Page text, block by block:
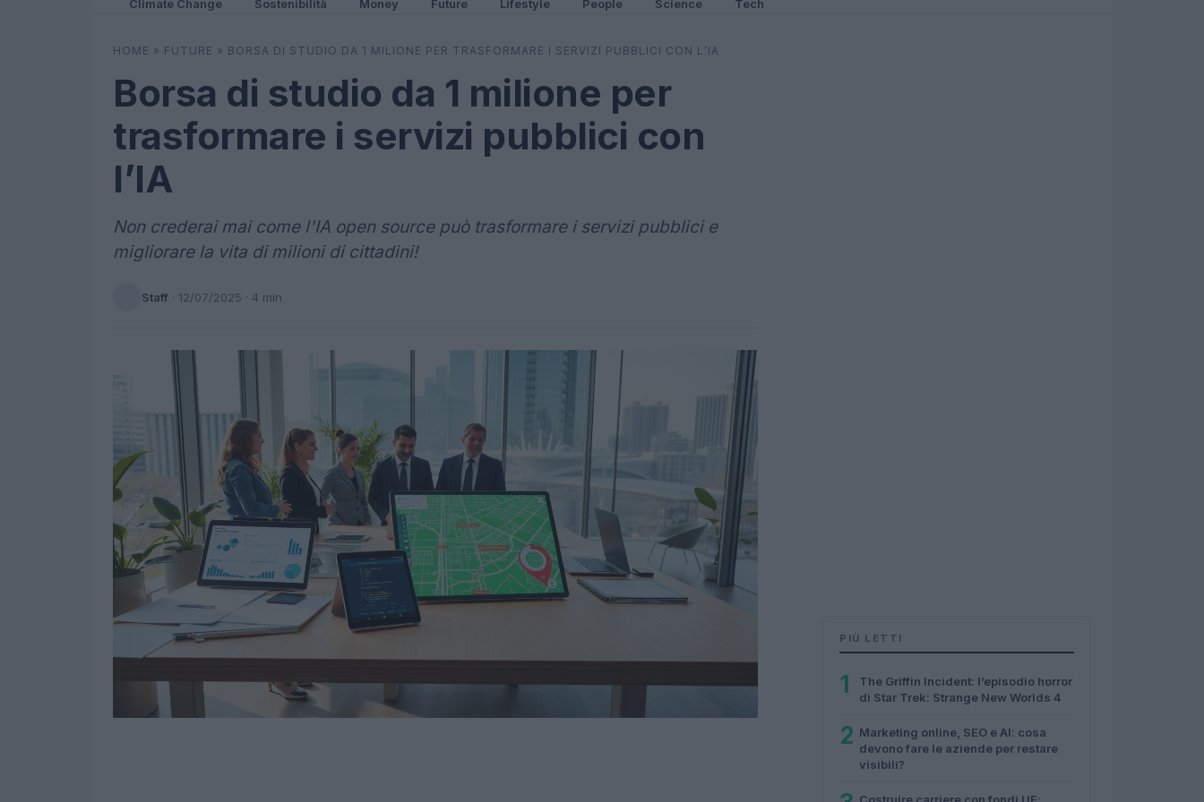
Climate Change Sostenibilità Money Future Lifestyle People Science Tech
HOME » FUTURE » BORSA DI STUDIO DA 1 MILIONE PER TRASFORMARE I SERVIZI PUBBLICI CON L’IA
Borsa di studio da 1 milione per
trasformare i servizi pubblici con
l’IA
Non crederai mai come l'IA open source può trasformare i servizi pubblici e
migliorare la vita di milioni di cittadini!
Staff · 12/07/2025 · 4 min
PIÙ LETTI
1
The Griffin Incident: l’episodio horror
di Star Trek: Strange New Worlds 4
2 Marketing online, SEO e AI: cosa
devono fare le aziende per restare
visibili?